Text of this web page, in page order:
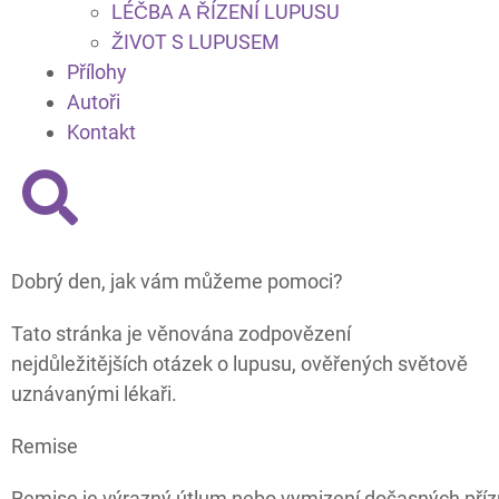
LÉČBA A ŘÍZENÍ LUPUSU
ŽIVOT S LUPUSEM
Přílohy
Autoři
Kontakt
Dobrý den, jak vám můžeme pomoci?
Tato stránka je věnována zodpovězení
nejdůležitějších otázek o lupusu, ověřených světově
uznávanými lékaři.
Remise